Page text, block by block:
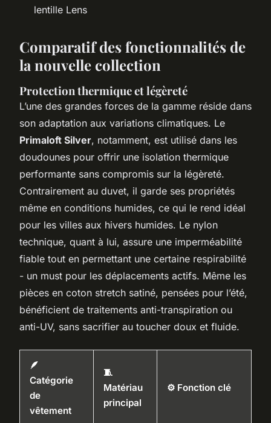
lentille Lens
Comparatif des fonctionnalités de
la nouvelle collection
Protection thermique et légèreté
L’une des grandes forces de la gamme réside dans
son adaptation aux variations climatiques. Le
Primaloft Silver, notamment, est utilisé dans les
doudounes pour offrir une isolation thermique
performante sans compromis sur la légèreté.
Contrairement au duvet, il garde ses propriétés
même en conditions humides, ce qui le rend idéal
pour les villes aux hivers humides. Le nylon
technique, quant à lui, assure une imperméabilité
fiable tout en permettant une certaine respirabilité
- un must pour les déplacements actifs. Même les
pièces en coton stretch satiné, pensées pour l’été,
bénéficient de traitements anti-transpiration ou
anti-UV, sans sacrifier au toucher doux et fluide.
🪶
Catégorie
de
vêtement
🧵
Matériau
principal
⚙️ Fonction clé